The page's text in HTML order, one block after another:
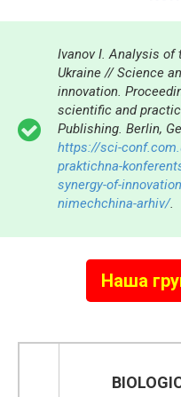
Ivanov I. Analysis
Ukraine // Science
innovation.
scientific and
Publishing. Berlin,
https://sci-
praktichna-
synergy-of-
nimechchina-arhiv/.
Наша